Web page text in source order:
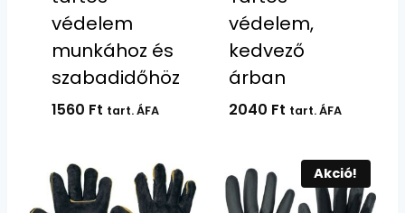
védelem
munkához és
szabadidőhöz
1560 Ft tart. ÁFA
védelem,
kedvező
árban
2040 Ft tart. ÁFA
Akció!